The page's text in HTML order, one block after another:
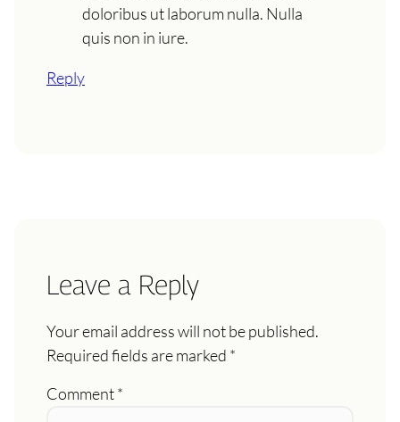
doloribus ut laborum nulla. Nulla
quis non in iure.
Reply
Leave a Reply
Your email address will not be published.
Required fields are marked *
Comment*